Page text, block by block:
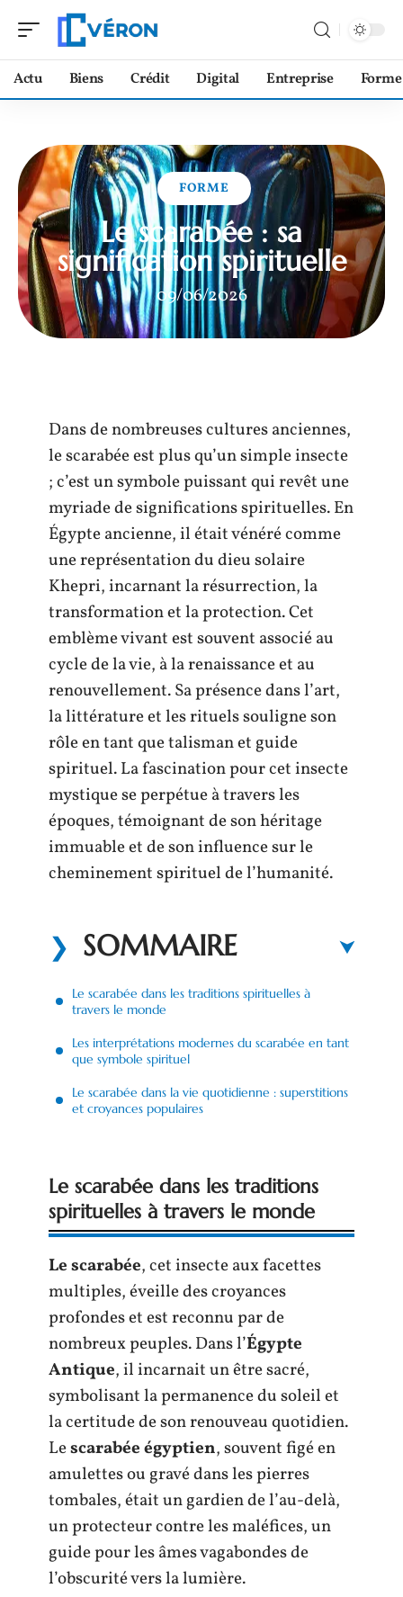
Actu Biens Crédit Digital Entreprise Forme
FORME
Le scarabée : sa
signification spirituelle
09/06/2026
Dans de nombreuses cultures anciennes,
le scarabée est plus qu’un simple insecte
; c’est un symbole puissant qui revêt une
myriade de significations spirituelles. En
Égypte ancienne, il était vénéré comme
une représentation du dieu solaire
Khepri, incarnant la résurrection, la
transformation et la protection. Cet
emblème vivant est souvent associé au
cycle de la vie, à la renaissance et au
renouvellement. Sa présence dans l’art,
la littérature et les rituels souligne son
rôle en tant que talisman et guide
spirituel. La fascination pour cet insecte
mystique se perpétue à travers les
époques, témoignant de son héritage
immuable et de son influence sur le
cheminement spirituel de l’humanité.
SOMMAIRE
Le scarabée dans les traditions spirituelles à
travers le monde
Les interprétations modernes du scarabée en tant
que symbole spirituel
Le scarabée dans la vie quotidienne : superstitions
et croyances populaires
Le scarabée dans les traditions
spirituelles à travers le monde
Le scarabée, cet insecte aux facettes
multiples, éveille des croyances
profondes et est reconnu par de
nombreux peuples. Dans l’Égypte
Antique, il incarnait un être sacré,
symbolisant la permanence du soleil et
la certitude de son renouveau quotidien.
Lescarabée égyptien, souvent figé en
amulettes ou gravé dans les pierres
tombales, était un gardien de l’au-delà,
un protecteur contre les maléfices, un
guide pour les âmes vagabondes de
l’obscurité vers la lumière.